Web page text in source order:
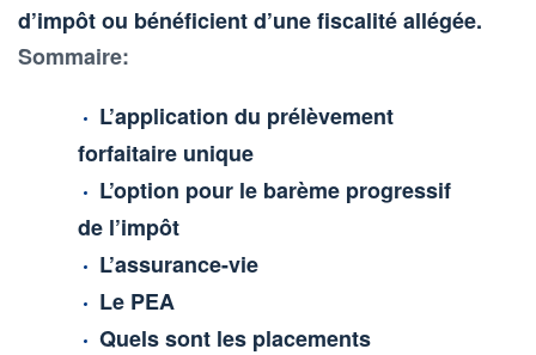
d’impôt ou bénéficient d’une fiscalité allégée.
Sommaire:
L’application du prélèvement
forfaitaire unique
L’option pour le barème progressif
de l’impôt
L’assurance-vie
Le PEA
Quels sont les placements